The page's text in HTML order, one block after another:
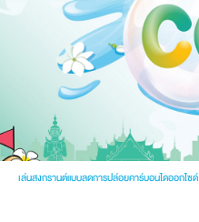
เล่นสงกรานต์แบบลดการปล่อยคาร์บอนไดออกไซด์